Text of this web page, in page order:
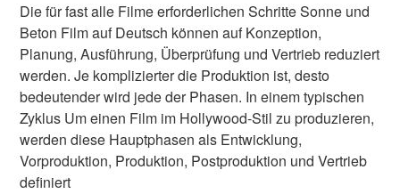
Die für fast alle Filme erforderlichen Schritte Sonne und
Beton Film auf Deutsch können auf Konzeption,
Planung, Ausführung, Überprüfung und Vertrieb reduziert
werden. Je komplizierter die Produktion ist, desto
bedeutender wird jede der Phasen. In einem typischen
Zyklus Um einen Film im Hollywood-Stil zu produzieren,
werden diese Hauptphasen als Entwicklung,
Vorproduktion, Produktion, Postproduktion und Vertrieb
definiert